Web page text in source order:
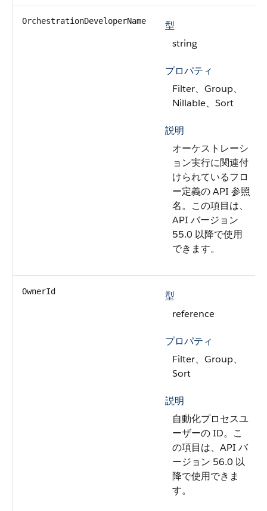
OrchestrationDeveloperName
型
string
プロパティ
Filter、Group、
Nillable、Sort
説明
オーケストレーシ
ョン実行に関連付
けられているフロ
ー定義の API 参照
名。この項目は、
API バージョン
55.0 以降で使用
できます。
OwnerId
型
reference
プロパティ
Filter、Group、
Sort
説明
自動化プロセスユ
ーザーの ID。こ
の項目は、API バ
ージョン 56.0 以
降で使用できま
す。